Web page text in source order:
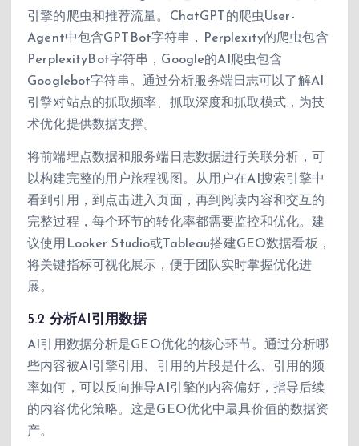
引擎的爬虫和推荐流量。ChatGPT的爬虫User-
Agent中包含GPTBot字符串，Perplexity的爬虫包含
PerplexityBot字符串，Google的AI爬虫包含
Googlebot字符串。通过分析服务端日志可以了解AI
引擎对站点的抓取频率、抓取深度和抓取模式，为技
术优化提供数据支撑。
将前端埋点数据和服务端日志数据进行关联分析，可
以构建完整的用户旅程视图。从用户在AI搜索引擎中
看到引用，到点击进入页面，再到阅读内容和交互的
完整过程，每个环节的转化率都需要监控和优化。建
议使用Looker Studio或Tableau搭建GEO数据看板，
将关键指标可视化展示，便于团队实时掌握优化进
展。
5.2 分析AI引用数据
AI引用数据分析是GEO优化的核心环节。通过分析哪
些内容被AI引擎引用、引用的片段是什么、引用的频
率如何，可以反向推导AI引擎的内容偏好，指导后续
的内容优化策略。这是GEO优化中最具价值的数据资
产。